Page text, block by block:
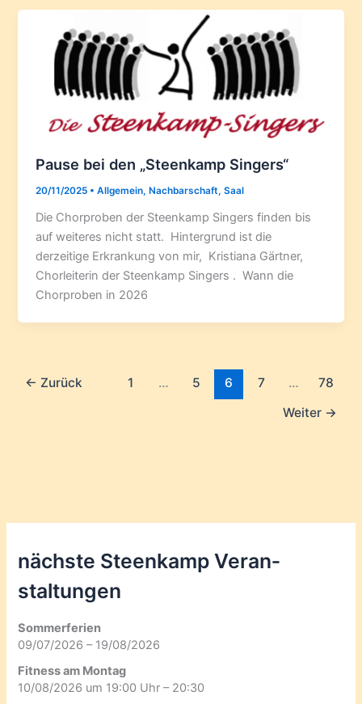
Pause bei den „Steenkamp Singers“
20/11/2025 •Allgemein, Nachbarschaft,Saal
Die Chorproben der Steenkamp Singers finden bis
auf weiteres nicht statt. Hintergrund ist die
derzeitige Erkrankung von mir, Kristiana Gärtner,
Chorleiterin der Steenkamp Singers . Wann die
Chorproben in 2026
← Zurück 1 … 5 6 7 …
78
Weiter →
nächste Steenkamp Veran­
staltungen
Sommerferien
09/07/2026 – 19/08/2026
Fitness am Montag
10/08/2026 um 19:00 Uhr – 20:30